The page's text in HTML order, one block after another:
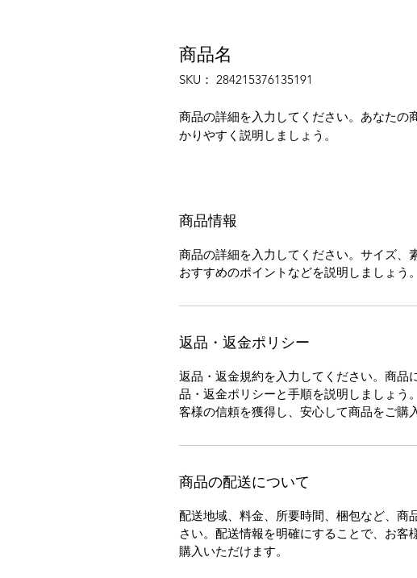
商品名
SKU： 284215376135191
商品の詳細を入力してください。あなたの
かりやすく説明しましょう。
商品情報
商品の詳細を入力してください。サイズ、
おすすめのポイントなどを説明しましょう。
返品・返金ポリシー
返品・返金規約を入力してください。商品
品・返金ポリシーと手順を説明しましょう
客様の信頼を獲得し、安心して商品をご購
商品の配送について
配送地域、料金、所要時間、梱包など、商
さい。配送情報を明確にすることで、お
購入いただけます。